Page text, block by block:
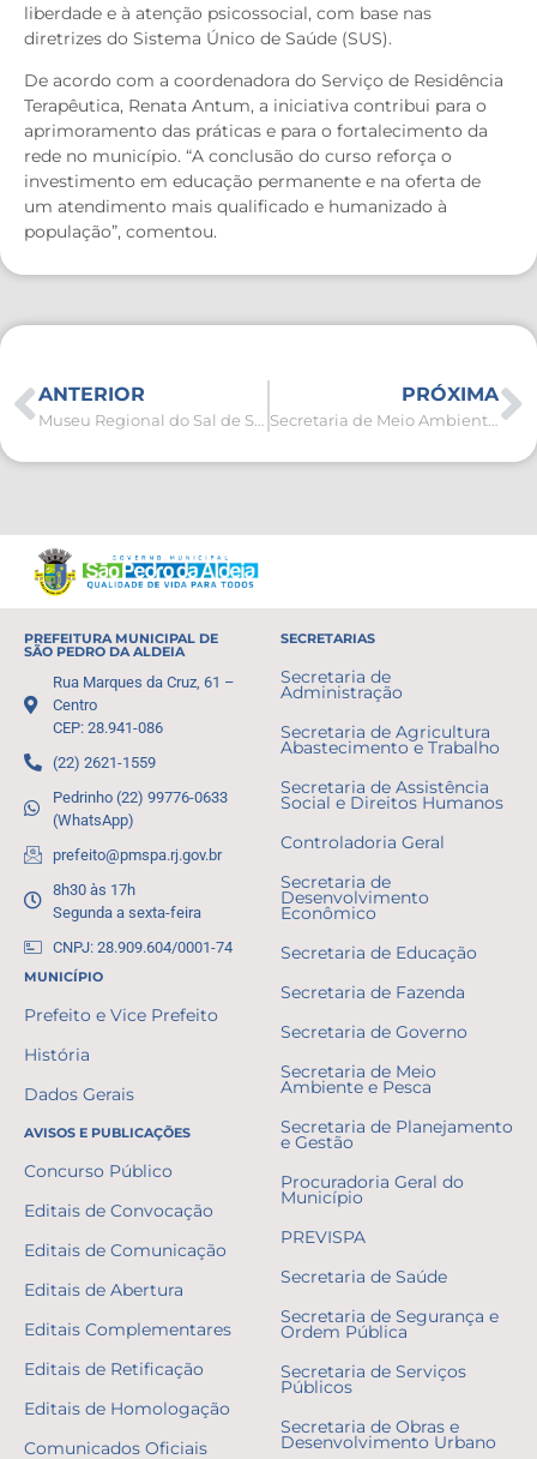
liberdade e à atenção psicossocial, com base nas
diretrizes do Sistema Único de Saúde (SUS).
De acordo com a coordenadora do Serviço de Residência
Terapêutica, Renata Antum, a iniciativa contribui para o
aprimoramento das práticas e para o fortalecimento da
rede no município. “A conclusão do curso reforça o
investimento em educação permanente e na oferta de
um atendimento mais qualificado e humanizado à
população”, comentou.
ANTERIOR PRÓXIMA
PREFEITURA MUNICIPAL DE
SÃO PEDRO DA ALDEIA
Rua Marques da Cruz, 61 –
Centro
CEP: 28.941-086
(22) 2621-1559
Pedrinho (22) 99776-0633
(WhatsApp)
prefeito@pmspa.rj.gov.br
8h30 às 17h
Segunda a sexta-feira
CNPJ: 28.909.604/0001-74
MUNICÍPIO
Prefeito e Vice Prefeito
História
Dados Gerais
AVISOS E PUBLICAÇÕES
Concurso Público
Editais de Convocação
Editais de Comunicação
Editais de Abertura
Editais Complementares
Editais de Retificação
Editais de Homologação
Comunicados Oficiais
SECRETARIAS
Secretaria de
Administração
Secretaria de Agricultura
Abastecimento e Trabalho
Secretaria de Assistência
Social e Direitos Humanos
Controladoria Geral
Secretaria de
Desenvolvimento
Econômico
Secretaria de Educação
Secretaria de Fazenda
Secretaria de Governo
Secretaria de Meio
Ambiente e Pesca
Secretaria de Planejamento
e Gestão
Procuradoria Geral do
Município
PREVISPA
Secretaria de Saúde
Secretaria de Segurança e
Ordem Pública
Secretaria de Serviços
Públicos
Secretaria de Obras e
Desenvolvimento Urbano